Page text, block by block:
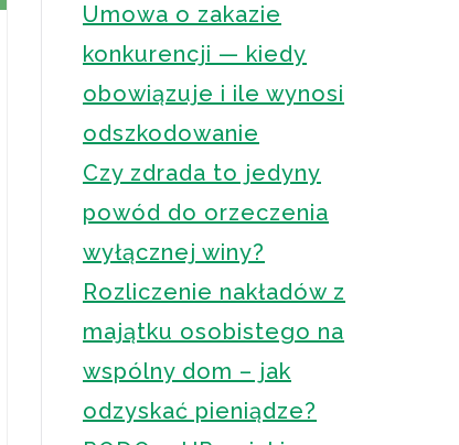
Umowa o zakazie
konkurencji — kiedy
obowiązuje i ile wynosi
odszkodowanie
Czy zdrada to jedyny
powód do orzeczenia
wyłącznej winy?
Rozliczenie nakładów z
majątku osobistego na
wspólny dom – jak
odzyskać pieniądze?